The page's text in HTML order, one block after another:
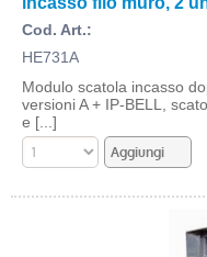
Cod. Art.:
HE731A
Modulo scatola incasso
versioni A + IP-BELL,
e [...]